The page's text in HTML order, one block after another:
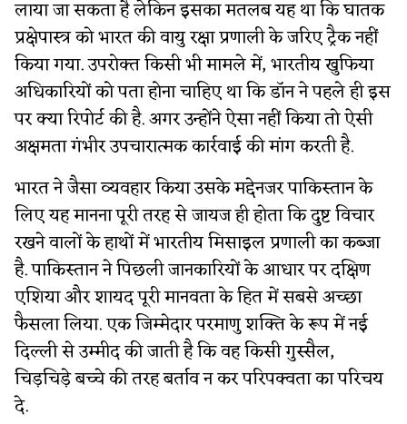
लाया जा सकता है लेकिन इसका मतलब यह था कि घातक
प्रक्षेपास्त्र को भारत की वायु रक्षा प्रणाली के जरिए ट्रैक नहीं
किया गया. उपरोक्त किसी भी मामले में, भारतीय खुफिया
अधिकारियों को पता होना चाहिए था कि डॉन ने पहले ही इस
पर क्या रिपोर्ट की है. अगर उन्होंने ऐसा नहीं किया तो ऐसी
अक्षमता गंभीर उपचारात्मक कार्रवाई की मांग करती है.
भारत ने जैसा व्यवहार किया उसके मद्देनजर पाकिस्तान के
लिए यह मानना पूरी तरह से जायज ही होता कि दुष्ट विचार
रखने वालों के हाथों में भारतीय मिसाइल प्रणाली का कब्जा
है. पाकिस्तान ने पिछली जानकारियों के आधार पर दक्षिण
एशिया और शायद पूरी मानवता के हित में सबसे अच्छा
फैसला लिया. एक जिम्मेदार परमाणु शक्ति के रूप में नई
दिल्ली से उम्मीद की जाती है कि वह किसी गुस्सैल,
चिड़चिड़े बच्चे की तरह बर्ताव न कर परिपक्वता का परिचय
दे.